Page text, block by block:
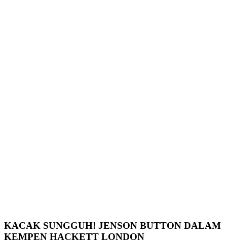
KACAK SUNGGUH! JENSON BUTTON DALAM
KEMPEN HACKETT LONDON